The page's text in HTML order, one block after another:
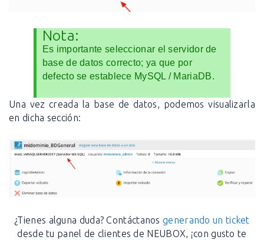
Nota:
Es importante seleccionar el servidor de
base de datos correcto; ya que por
defecto se establece MySQL / MariaDB.
Una vez creada la base de datos, podemos visualizarla
en dicha sección:
¿Tienes alguna duda? Contáctanos generando un ticket
desde tu panel de clientes de NEUBOX, ¡con gusto te